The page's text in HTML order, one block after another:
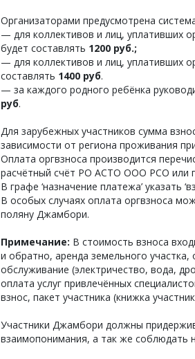
Организаторами предусмотрена
— для коллективов и лиц, уплативших
будет составлять 1200 руб.;
— для коллективов и лиц, уплативших
составлять 1400 руб.
— за каждого родного ребёнка
руб.
Для зарубежных участников сумма
зависимости от региона проживания
Оплата оргвзноса производится
расчётный счёт РО АСТО ООО РСО или
В графе ‘назначение платежа’ указать
В особых случаях оплата оргвзноса
поляну Джамбори.
Примечание: В стоимость взноса
и обратно, аренда земельного
обслуживание (электричество, вода,
оплата услуг привлечённых
взнос, пакет участника (книжка
Участники Джамбори должны
взаимопонимания, а так же соблюдать